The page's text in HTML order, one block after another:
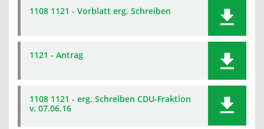
1108 1121 - Vorblatt erg. Schreiben
1121 - Antrag
1108 1121 - erg. Schreiben CDU-Fraktion
v. 07.06.16